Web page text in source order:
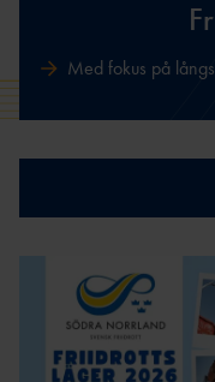
SISU
Med fokus på